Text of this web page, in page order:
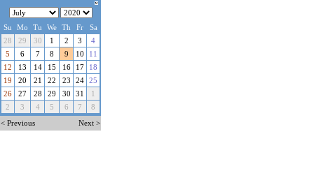
Su Mo Tu We Th Fr
Sa
28
29 30 1 2 3
4
5
6 7 8 9 10
11
12
13 14 15 16 17
18
19
20 21 22 23 24 25
26
27 28 29 30 31
1
2
3 4 5 6 7
8
< Previous
Next >